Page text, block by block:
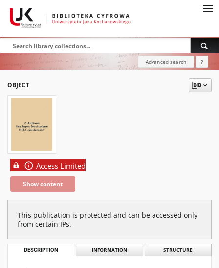
Advanced search ?
OBJECT
Access Limited
Show content
This publication is protected and can be accessed only
from certain IPs.
DESCRIPTION INFORMATION STRUCTURE